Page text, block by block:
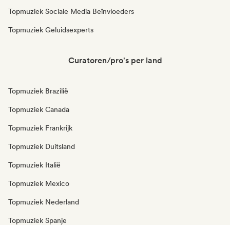
Topmuziek Sociale Media Beïnvloeders
Topmuziek Geluidsexperts
Curatoren/pro's per land
Topmuziek Brazilië
Topmuziek Canada
Topmuziek Frankrijk
Topmuziek Duitsland
Topmuziek Italië
Topmuziek Mexico
Topmuziek Nederland
Topmuziek Spanje